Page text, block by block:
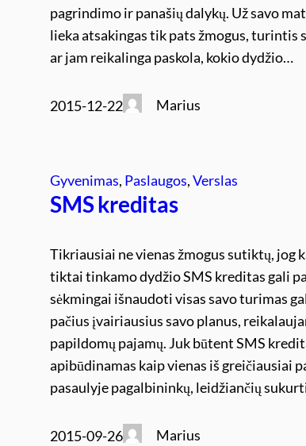
pagrindimo ir panašių dalykų. Už savo
lieka atsakingas tik pats žmogus, turintis
ar jam reikalinga paskola, kokio dydžio…
2015-12-22 Marius
Gyvenimas, Paslaugos, Verslas
SMS kreditas
Tikriausiai ne vienas žmogus sutiktų, jog
tiktai tinkamo dydžio SMS kreditas gali
sėkmingai išnaudoti visas savo turimas
pačius įvairiausius savo planus,
papildomų pajamų. Juk būtent SMS
apibūdinamas kaip vienas iš greičiausiai
pasaulyje pagalbininkų, leidžiančių
2015-09-26 Marius